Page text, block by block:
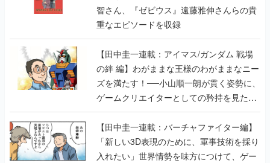
智さん、『ゼビウス』遠藤雅伸さんらの貴
重なエピソードを収録
【田中圭一連載：アイマス/ガンダム 戦場
の絆 編】わがままな王様のわがままなニー
ズを満たす！──小山順一朗が貫く姿勢に、
ゲームクリエイターとしての矜持を見た
【若ゲのいたり最終回】
【田中圭一連載：バーチャファイター編】
「新しい3D表現のために、軍事技術を採り
入れたい」世界情勢を味方につけて、ゲー